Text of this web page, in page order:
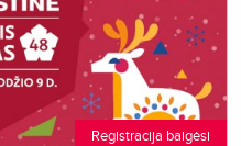
Registracija baigėsi